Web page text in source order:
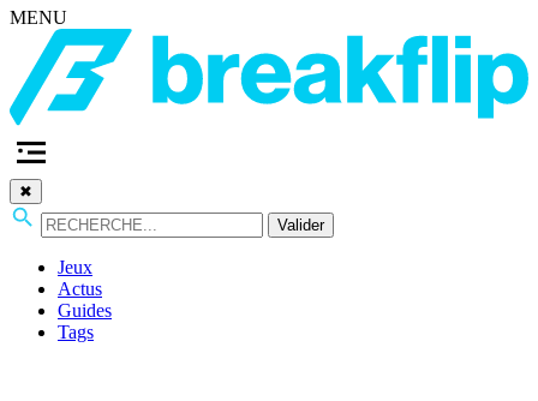
MENU
✖
Valider
Jeux
Actus
Guides
Tags